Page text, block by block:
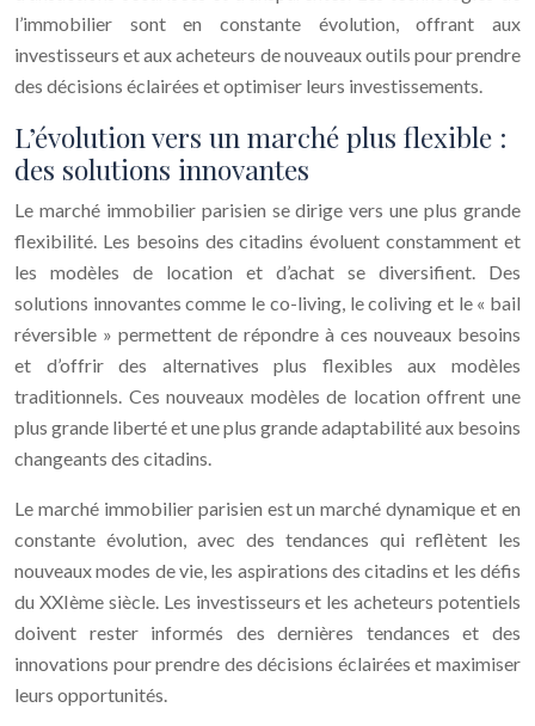
l’immobilier sont en constante évolution, offrant aux
investisseurs et aux acheteurs de nouveaux outils pour prendre
des décisions éclairées et optimiser leurs investissements.
L’évolution vers un marché plus flexible :
des solutions innovantes
Le marché immobilier parisien se dirige vers une plus grande
flexibilité. Les besoins des citadins évoluent constamment et
les modèles de location et d’achat se diversifient. Des
solutions innovantes comme le co-living, le coliving et le « bail
réversible » permettent de répondre à ces nouveaux besoins
et d’offrir des alternatives plus flexibles aux modèles
traditionnels. Ces nouveaux modèles de location offrent une
plus grande liberté et une plus grande adaptabilité aux besoins
changeants des citadins.
Le marché immobilier parisien est un marché dynamique et en
constante évolution, avec des tendances qui reflètent les
nouveaux modes de vie, les aspirations des citadins et les défis
du XXIème siècle. Les investisseurs et les acheteurs potentiels
doivent rester informés des dernières tendances et des
innovations pour prendre des décisions éclairées et maximiser
leurs opportunités.